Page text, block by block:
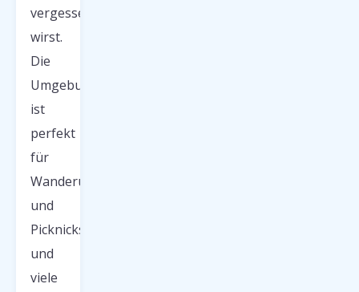
vergessen
wirst.
Die
Umgebung
ist
perfekt
für
Wanderungen
und
Picknicks,
und
viele